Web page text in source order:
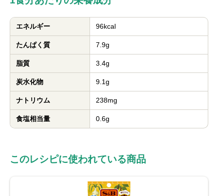
エネルギー 96kcal
たんぱく質 7.9g
脂質 3.4g
炭水化物 9.1g
ナトリウム 238mg
食塩相当量 0.6g
このレシピに使われている商品